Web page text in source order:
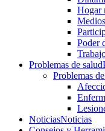
Hogar
Poder
Problemas de salud
Problemas
NoticiasNoticias